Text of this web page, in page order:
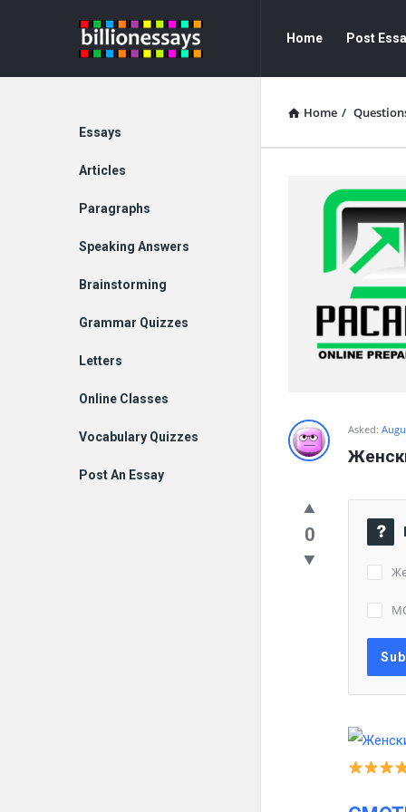
Billion
Essays
Essays
Navigation
Home Post
Home /
Asked:
0
Explore
Essays
Articles
Paragraphs
Speaking Answers
Brainstorming
Grammar Quizzes
Letters
Online Classes
Vocabulary Quizzes
Post An Essay